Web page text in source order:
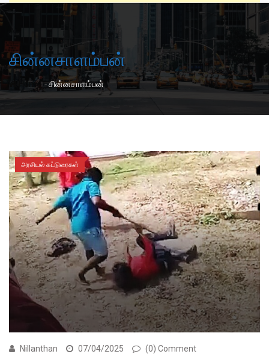
சின்னசாளம்பன்
Home-சின்னசாளம்பன்
அரசியல் கட்டுரைகள்
Nillanthan 07/04/2025 (0) Comment